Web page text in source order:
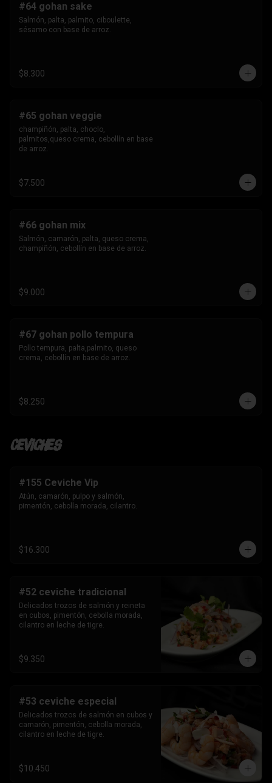
#64 gohan sake
Salmón, palta, palmito, ciboulette,
sésamo con base de arroz.
$8.300
#65 gohan veggie
champiñón, palta, choclo,
palmitos,queso crema, cebollín en base
de arroz.
$7.500
#66 gohan mix
Salmón, camarón, palta, queso crema,
champiñón, cebollín en base de arroz.
$9.000
#67 gohan pollo tempura
Pollo tempura, palta,palmito, queso
crema, cebollín en base de arroz.
$8.250
Ceviches
#155 Ceviche Vip
Atún, camarón, pulpo y salmón,
pimentón, cebolla morada, cilantro.
$16.300
#52 ceviche tradicional
Delicados trozos de salmón y reineta
en cubos, pimentón, cebolla morada,
cilantro en leche de tigre.
$9.350
#53 ceviche especial
Delicados trozos de salmón en cubos y
camarón, pimentón, cebolla morada,
cilantro en leche de tigre.
$10.450